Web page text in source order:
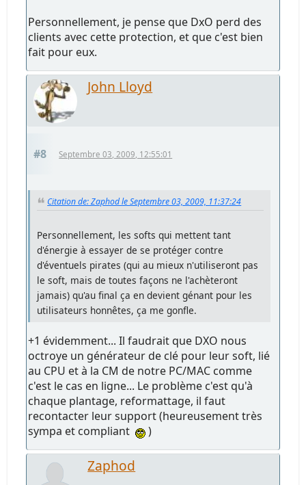
Personnellement, je pense que DxO perd des
clients avec cette protection, et que c'est bien
fait pour eux.
John Lloyd
#8 Septembre 03, 2009, 12:55:01
Citation de: Zaphod le Septembre 03, 2009, 11:37:24
Personnellement, les softs qui mettent tant
d'énergie à essayer de se protéger contre
d'éventuels pirates (qui au mieux n'utiliseront pas
le soft, mais de toutes façons ne l'achèteront
jamais) qu'au final ça en devient génant pour les
utilisateurs honnêtes, ça me gonfle.
+1 évidemment... Il faudrait que DXO nous
octroye un générateur de clé pour leur soft, lié
au CPU et à la CM de notre PC/MAC comme
c'est le cas en ligne... Le problème c'est qu'à
chaque plantage, reformattage, il faut
recontacter leur support (heureusement très
sympa et compliant
)
Zaphod